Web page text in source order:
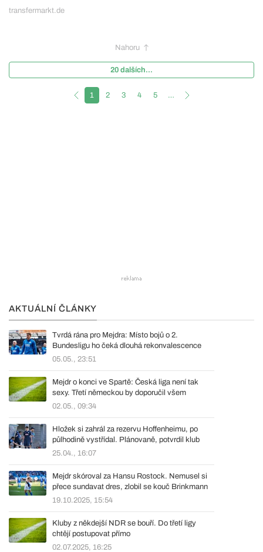
transfermarkt.de
Nahoru
20 dalších...
1 2 3 4 5 …
AKTUÁLNÍ ČLÁNKY
Tvrdá rána pro Mejdra: Místo bojů o 2.
Bundesligu ho čeká dlouhá rekonvalescence
05.05., 23:51
Mejdr o konci ve Spartě: Česká liga není tak
sexy. Třetí německou by doporučil všem
02.05., 09:34
Hložek si zahrál za rezervu Hoffenheimu, po
půlhodině vystřídal. Plánovaně, potvrdil klub
25.04., 16:07
Mejdr skóroval za Hansu Rostock. Nemusel si
přece sundavat dres, zlobil se kouč Brinkmann
19.10.2025, 15:54
Kluby z někdejší NDR se bouří. Do třetí ligy
chtějí postupovat přímo
02.07.2025, 16:25